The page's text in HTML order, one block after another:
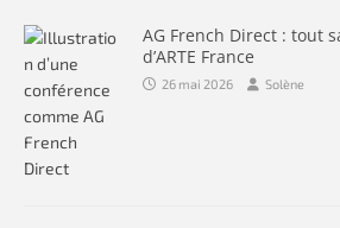
AG French Direct : tout
d’ARTE France
26 mai 2026 Solène